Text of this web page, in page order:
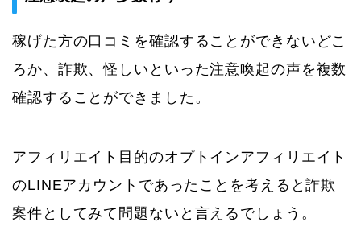
稼げた方の口コミを確認することができないどこ
ろか、詐欺、怪しいといった注意喚起の声を複数
確認することができました。
アフィリエイト目的のオプトインアフィリエイト
のLINEアカウントであったことを考えると詐欺
案件としてみて問題ないと言えるでしょう。